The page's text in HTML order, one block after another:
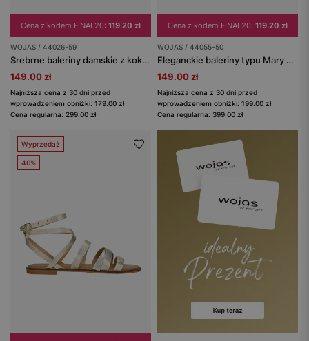
Cena z kodem FINAL20: 119.20 zł
WOJAS / 44026-59
Srebrne baleriny damskie z kokardką
149.00 zł
Najniższa cena z 30 dni przed
wprowadzeniem obniżki: 179.00 zł
Cena regularna: 299.00 zł
Cena z kodem FINAL20: 119.20 zł
WOJAS / 44055-50
Eleganckie baleriny typu Mary Jane z motywem skóry węża
149.00 zł
Najniższa cena z 30 dni przed
wprowadzeniem obniżki: 199.00 zł
Cena regularna: 399.00 zł
Wyprzedaż
40%